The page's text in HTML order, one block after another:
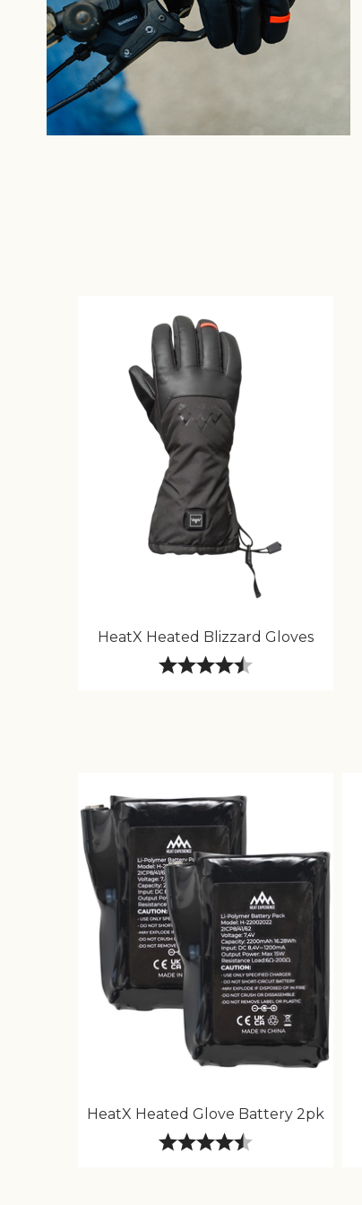
HeatX Heated Blizzard Gloves
Karakter: 4.8 av 5 mulige
HeatX Heated Glove Battery 2pk
Karakter: 4.5 av 5 mulige